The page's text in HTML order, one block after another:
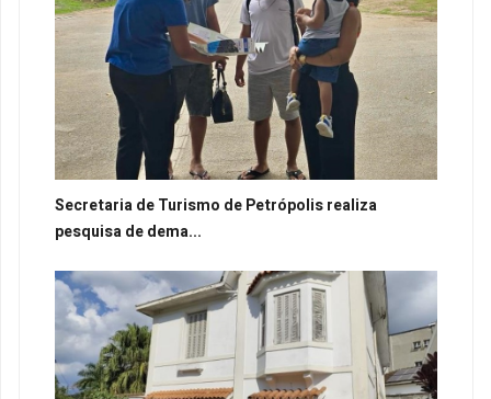
Secretaria de Turismo de Petrópolis realiza
pesquisa de dema...